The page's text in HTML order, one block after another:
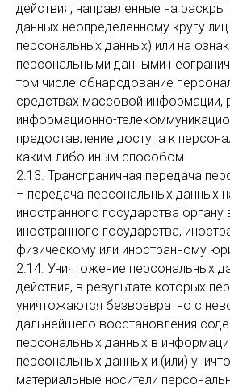
действия, направленные на
данных неопределенному кругу
персональных данных) или на
персональными данными
том числе обнародование
средствах массовой информации,
информационно-
предоставление доступа к
каким-либо иным способом.
2.13. Трансграничная передача
– передача персональных данных
иностранного государства органу
иностранного государства,
физическому или иностранному
2.14. Уничтожение персональных
действия, в результате которых
уничтожаются безвозвратно с
дальнейшего восстановления
персональных данных в
персональных данных и (или)
материальные носители